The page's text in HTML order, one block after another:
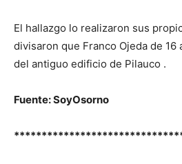
El hallazgo lo realizaron sus
divisaron que Franco Ojeda de 16
del antiguo edificio de Pilauco .
Fuente: SoyOsorno